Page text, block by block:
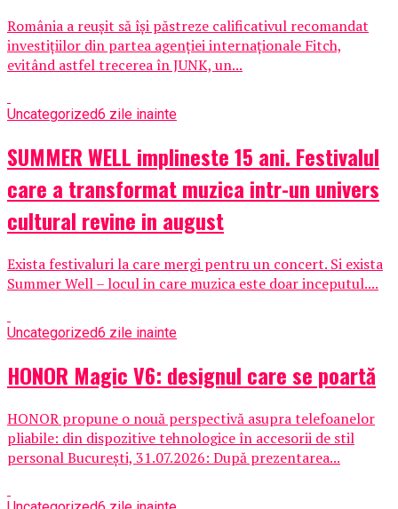
România a reușit să își păstreze calificativul recomandat
investițiilor din partea agenției internaționale Fitch,
evitând astfel trecerea în JUNK, un...
Uncategorized6 zile inainte
SUMMER WELL implineste 15 ani. Festivalul
care a transformat muzica intr-un univers
cultural revine in august
Exista festivaluri la care mergi pentru un concert. Si exista
Summer Well – locul in care muzica este doar inceputul....
Uncategorized6 zile inainte
HONOR Magic V6: designul care se poartă
HONOR propune o nouă perspectivă asupra telefoanelor
pliabile: din dispozitive tehnologice în accesorii de stil
personal București, 31.07.2026: După prezentarea...